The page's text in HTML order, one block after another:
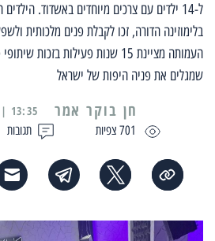
ל-14 ילדים עם צרכים מיוחדים באשדוד.
בלימוזינה הדורה, זכו לקבלת פנים מלכותית
העמותה מציינת 15 שנות פעילות
שמגלים את פניה היפות של ישראל
701 צפיות תגובות
13:35 | 25/03/2025